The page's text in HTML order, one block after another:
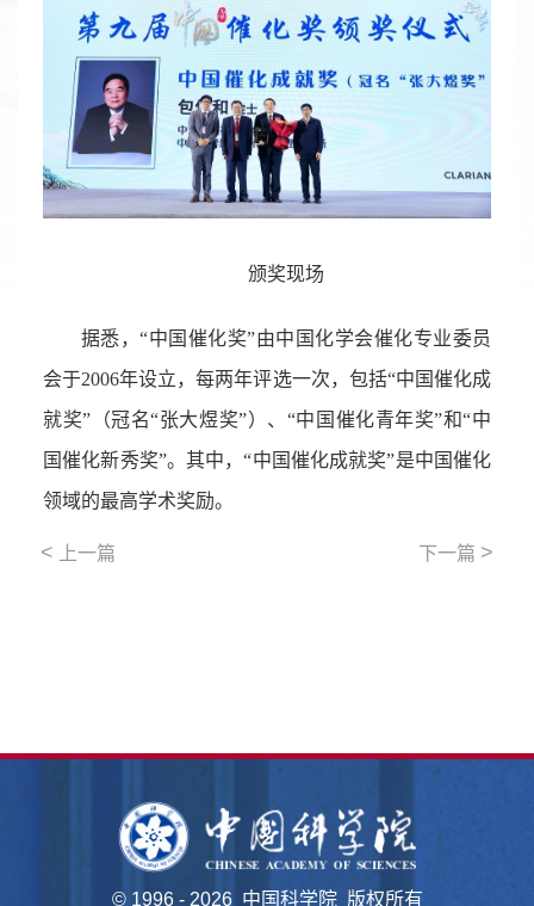
颁奖现场
据悉，“中国催化奖”由中国化学会催化专业委员
会于2006年设立，每两年评选一次，包括“中国催化成
就奖”（冠名“张大煜奖”）、“中国催化青年奖”和“中
国催化新秀奖”。其中，“中国催化成就奖”是中国催化
领域的最高学术奖励。
< 上一篇 下一篇 >
© 1996 - 2026 中国科学院 版权所有